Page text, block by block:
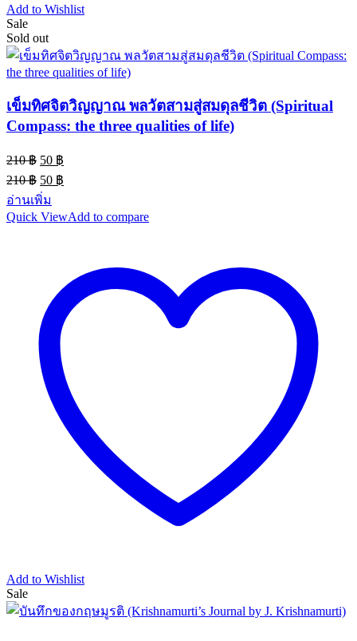
Add to Wishlist
Sale
Sold out
เข็มทิศจิตวิญญาณ พลวัตสามสู่สมดุลชีวิต (Spiritual
Compass: the three qualities of life)
210฿ Original
price
was:
210 ฿.
50 ฿
price
is:
210฿ Original
price
was:
210 ฿.
50 ฿
price
50 ฿.
อ่านเพิ่ม
Quick ViewAdd to compare
Add to Wishlist
Sale